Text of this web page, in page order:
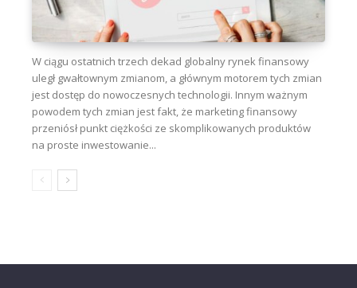
W ciągu ostatnich trzech dekad globalny rynek finansowy
uległ gwałtownym zmianom, a głównym motorem tych zmian
jest dostęp do nowoczesnych technologii. Innym ważnym
powodem tych zmian jest fakt, że marketing finansowy
przeniósł punkt ciężkości ze skomplikowanych produktów
na proste inwestowanie...